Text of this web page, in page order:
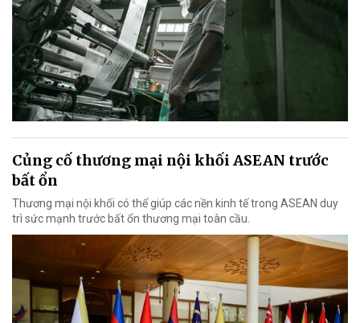
Củng cố thương mại nội khối ASEAN trước
bất ổn
Thương mại nội khối có thể giúp các nền kinh tế trong ASEAN duy
trì sức mạnh trước bất ổn thương mại toàn cầu.